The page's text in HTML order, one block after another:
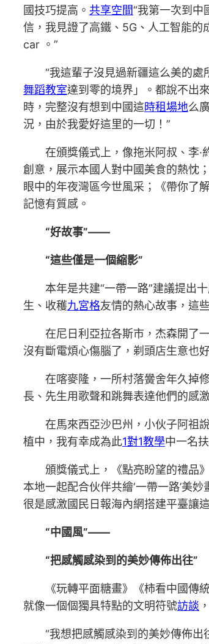
國技巧提高。 共享空間“我第一次到中
信，我見證了高鐵、5G、人工智能
car 。”
“我這輩子沒見過新疆這么美的
舞蹈教室達到零的境界」。都說不出
時，完整沒有想到中國這時租場地么
況，由於我愛好這里的一切！”
在頒獎儀式上，像拖米阿叔、李
創意，展示本國人對中國美食的熱忱
眼中的年夜灣區今世風采；《帶你了
記憶有質感。
“好故事”——
“這些僅是一個縮影”
本年是共建“一帶一路”建議提出
生、收穫九宮格友情的熱心故事，這
在尼日利亞拉各斯市，杰森開了
沒有斷電煩心傷腦了，剃頭店生意也
在喀麥隆，一所村落黌舍年久掉
長、先生用歌聲和跳舞表達他們的感
在馬來西亞沙巴州，小伙子阿祖
植中，我有幸成為此1對1教學中一名
頒獎儀式上，《點亮盼望的禮品
本地一起配合伙伴共繪‘一帶一路’美
很是感激國民日報海內網搭建平臺讓這
“中國風”——
“把感觸感染到的美妙傳佈出往”
《玩轉平面糖畫》《柿看中國
就像一個個獨具特點的文明符號訪談
“我想把感觸感染到的美妙傳佈